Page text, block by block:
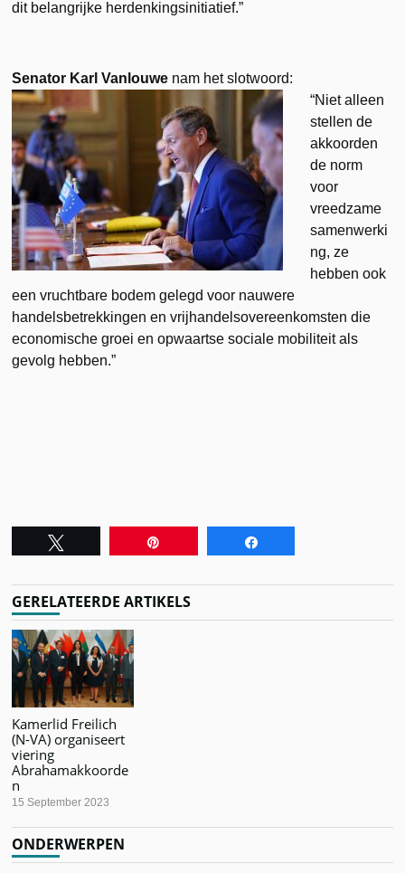
dit belangrijke herdenkingsinitiatief.”
Senator Karl Vanlouwe nam het slotwoord:
“Niet alleen
stellen de
akkoorden
de norm
voor
vreedzame
samenwerki
ng, ze
hebben ook
een vruchtbare bodem gelegd voor nauwere
handelsbetrekkingen en vrijhandelsovereenkomsten die
economische groei en opwaartse sociale mobiliteit als
gevolg hebben.”
GERELATEERDE ARTIKELS
Kamerlid Freilich
(N-VA) organiseert
viering
Abrahamakkoorde
n
15 September 2023
ONDERWERPEN